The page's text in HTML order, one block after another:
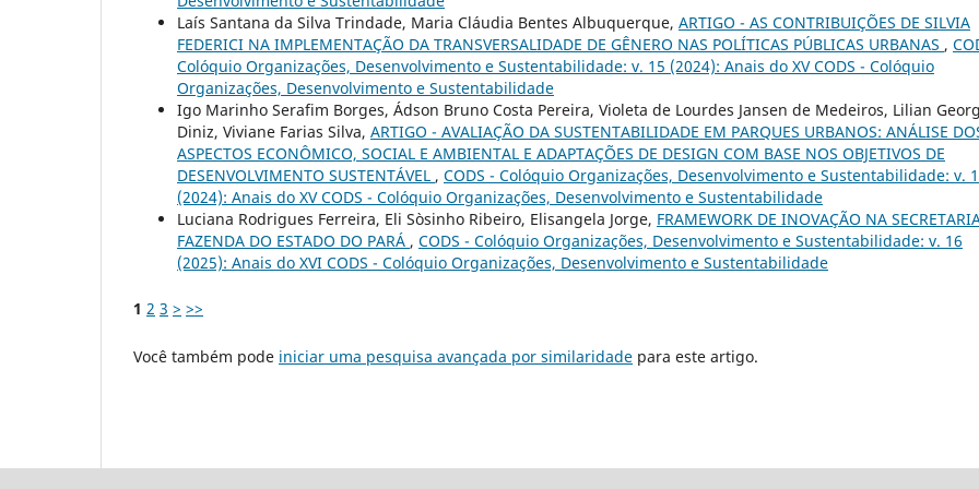
Laís Santana da Silva Trindade, Maria Cláudia Bentes Albuquerque, ARTIGO - AS CONTRIBUIÇÕES DE SILVIA
FEDERICI NA IMPLEMENTAÇÃO DA TRANSVERSALIDADE DE GÊNERO NAS POLÍTICAS PÚBLICAS URBANAS ,
Colóquio Organizações, Desenvolvimento e Sustentabilidade: v. 15 (2024): Anais do XV CODS - Colóquio
Organizações, Desenvolvimento e Sustentabilidade
Igo Marinho Serafim Borges, Ádson Bruno Costa Pereira, Violeta de Lourdes Jansen de Medeiros, Lilian
Diniz, Viviane Farias Silva, ARTIGO - AVALIAÇÃO DA SUSTENTABILIDADE EM PARQUES URBANOS: ANÁLISE
ASPECTOS ECONÔMICO, SOCIAL E AMBIENTAL E ADAPTAÇÕES DE DESIGN COM BASE NOS OBJETIVOS DE
DESENVOLVIMENTO SUSTENTÁVEL , CODS - Colóquio Organizações, Desenvolvimento e Sustentabilidade: v.
(2024): Anais do XV CODS - Colóquio Organizações, Desenvolvimento e Sustentabilidade
Luciana Rodrigues Ferreira, Eli Sòsinho Ribeiro, Elisangela Jorge, FRAMEWORK DE INOVAÇÃO NA
FAZENDA DO ESTADO DO PARÁ , CODS - Colóquio Organizações, Desenvolvimento e Sustentabilidade: v. 16
(2025): Anais do XVI CODS - Colóquio Organizações, Desenvolvimento e Sustentabilidade
1 2 3 > >>
Você também pode iniciar uma pesquisa avançada por similaridade para este artigo.